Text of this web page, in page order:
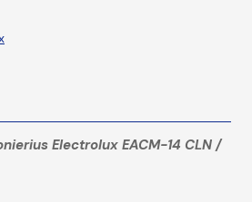
Electrolux EACM-14 CLN /